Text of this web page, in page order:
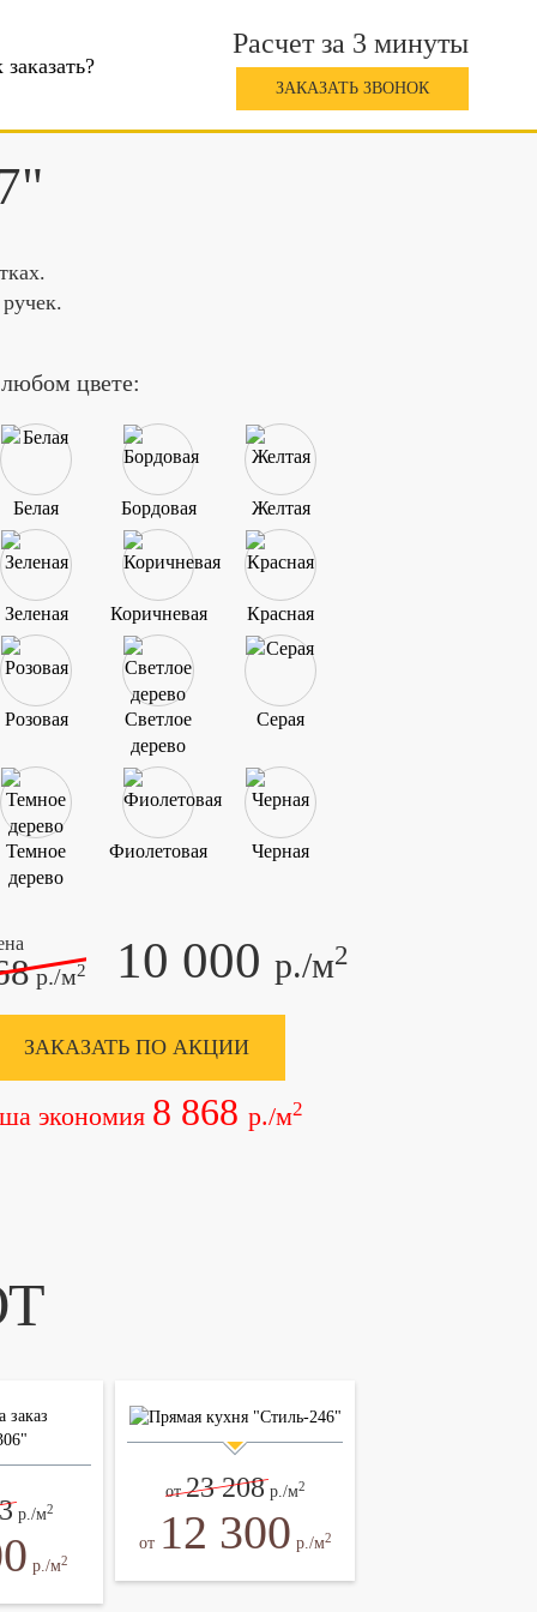
Расчет за 3 минуты
ЗАКАЗАТЬ ЗВОНОК
цвете:
Белая Бордовая Желтая
Зеленая Коричневая Красная
Розовая
Светлое
дерево
Серая
Темное
дерево
Фиолетовая Черная
р./м2 10 000 р./м2
ЗАКАЗАТЬ ПО АКЦИИ
экономия 8 868 р./м2
р./м2
р./м2
от23 208 р./м2
от 12 300 р./м2